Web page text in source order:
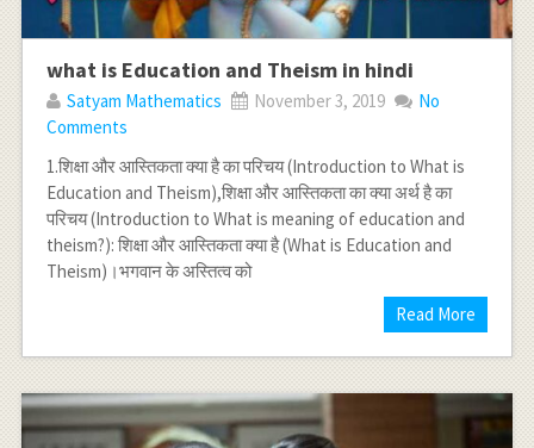
what is Education and Theism in hindi
Satyam Mathematics November 3, 2019
No
Comments
1.शिक्षा और आस्तिकता क्या है का परिचय (Introduction to What is
Education and Theism),शिक्षा और आस्तिकता का क्या अर्थ है का
परिचय (Introduction to What is meaning of education and
theism?): शिक्षा और आस्तिकता क्या है (What is Education and
Theism)।भगवान के अस्तित्व को
Read More